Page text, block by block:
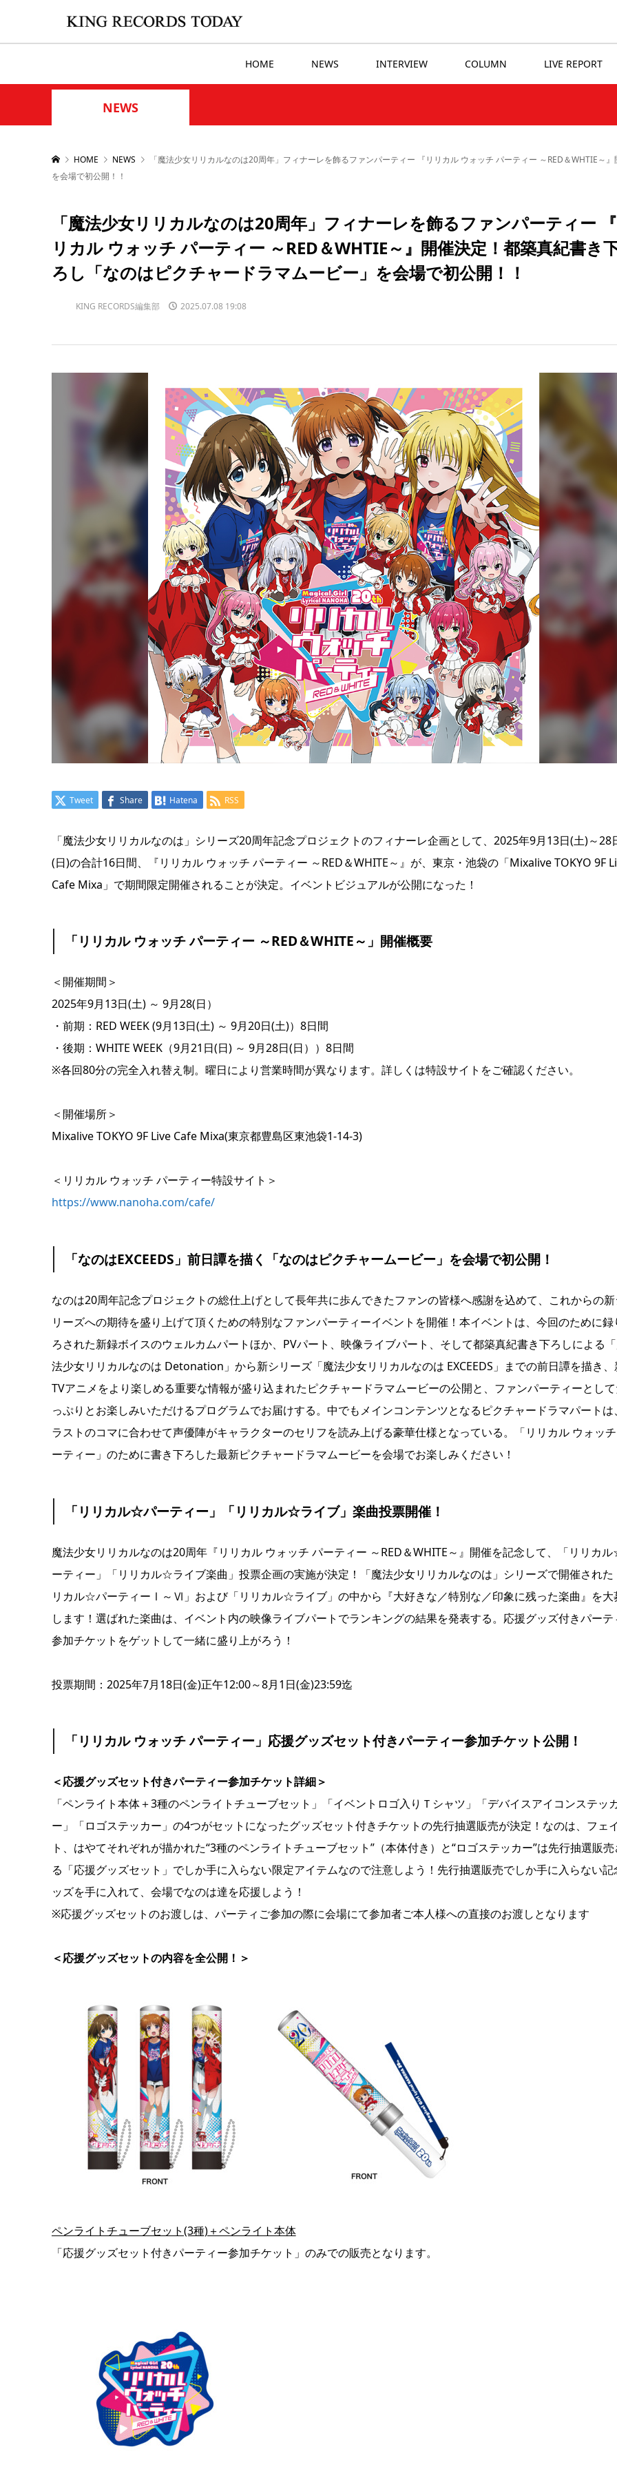
HOME NEWS INTERVIEW COLUMN LIVE REPORT
NEWS
HOME NEWS
「魔法少女リリカルなのは20周年」フィナーレを飾るファンパーティー 『リリカル ウォッチ パーティー ～RED＆WHTIE～
を会場で初公開！！
「魔法少女リリカルなのは20周年」フィナーレを飾るファンパーティー
リカル ウォッチ パーティー ～RED＆WHTIE～』開催決定！都築真紀書き
ろし「なのはピクチャードラマムービー」を会場で初公開！！
KING RECORDS編集部 2025.07.08 19:08
Tweet Share Hatena RSS
「魔法少女リリカルなのは」シリーズ20周年記念プロジェクトのフィナーレ企画として、2025年9月13日(土)～28
(日)の合計16日間、『リリカル ウォッチ パーティー ～RED＆WHITE～』が、東京・池袋の「Mixalive TOKYO 9F
Cafe Mixa」で期間限定開催されることが決定。イベントビジュアルが公開になった！
「リリカル ウォッチ パーティー ～RED＆WHITE～」開催概要
＜開催期間＞
2025年9月13日(土) ～ 9月28(日）
・前期：RED WEEK (9月13日(土) ～ 9月20日(土)）8日間
・後期：WHITE WEEK（9月21日(日) ～ 9月28日(日））8日間
※各回80分の完全入れ替え制。曜日により営業時間が異なります。詳しくは特設サイトをご確認ください。
＜開催場所＞
Mixalive TOKYO 9F Live Cafe Mixa(東京都豊島区東池袋1-14-3)
＜リリカル ウォッチ パーティー特設サイト＞
https://www.nanoha.com/cafe/
「なのはEXCEEDS」前日譚を描く「なのはピクチャームービー」を会場で初公開！
なのは20周年記念プロジェクトの総仕上げとして長年共に歩んできたファンの皆様へ感謝を込めて、これからの
リーズへの期待を盛り上げて頂くための特別なファンパーティーイベントを開催！本イベントは、今回のために録
ろされた新録ボイスのウェルカムパートほか、PVパート、映像ライブパート、そして都築真紀書き下ろしによる
法少女リリカルなのは Detonation」から新シリーズ「魔法少女リリカルなのは EXCEEDS」までの前日譚を描き、
TVアニメをより楽しめる重要な情報が盛り込まれたピクチャードラマムービーの公開と、ファンパーティーとし
っぷりとお楽しみいただけるプログラムでお届けする。中でもメインコンテンツとなるピクチャードラマパートは
ラストのコマに合わせて声優陣がキャラクターのセリフを読み上げる豪華仕様となっている。「リリカル ウォッ
ーティー」のために書き下ろした最新ピクチャードラマムービーを会場でお楽しみください！
「リリカル☆パーティー」「リリカル☆ライブ」楽曲投票開催！
魔法少女リリカルなのは20周年『リリカル ウォッチ パーティー ～RED＆WHITE～』開催を記念して、「リリカ
ーティー」「リリカル☆ライブ楽曲」投票企画の実施が決定！「魔法少女リリカルなのは」シリーズで開催された
リカル☆パーティーⅠ～Ⅵ」および「リリカル☆ライブ」の中から『大好きな／特別な／印象に残った楽曲』を大
します！選ばれた楽曲は、イベント内の映像ライブパートでランキングの結果を発表する。応援グッズ付きパーテ
参加チケットをゲットして一緒に盛り上がろう！
投票期間：2025年7月18日(金)正午12:00～8月1日(金)23:59迄
「リリカル ウォッチ パーティー」応援グッズセット付きパーティー参加チケット公開！
＜応援グッズセット付きパーティー参加チケット詳細＞
「ペンライト本体＋3種のペンライトチューブセット」「イベントロゴ入りＴシャツ」「デバイスアイコンステッ
ー」「ロゴステッカー」の4つがセットになったグッズセット付きチケットの先行抽選販売が決定！なのは、フェ
ト、はやてそれぞれが描かれた“3種のペンライトチューブセット”（本体付き）と“ロゴステッカー”は先行抽選販
る「応援グッズセット」でしか手に入らない限定アイテムなので注意しよう！先行抽選販売でしか手に入らない記
ッズを手に入れて、会場でなのは達を応援しよう！
※応援グッズセットのお渡しは、パーティご参加の際に会場にて参加者ご本人様への直接のお渡しとなります
＜応援グッズセットの内容を全公開！＞
ペンライトチューブセット(3種)＋ペンライト本体
「応援グッズセット付きパーティー参加チケット」のみでの販売となります。